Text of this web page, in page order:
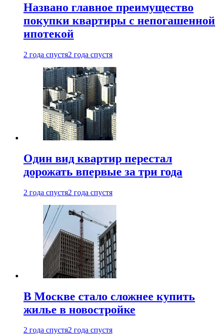
Названо главное преимущество
покупки квартиры с непогашенной
ипотекой
2 года спустя2 года спустя
Один вид квартир перестал
дорожать впервые за три года
2 года спустя2 года спустя
В Москве стало сложнее купить
жилье в новостройке
2 года спустя2 года спустя